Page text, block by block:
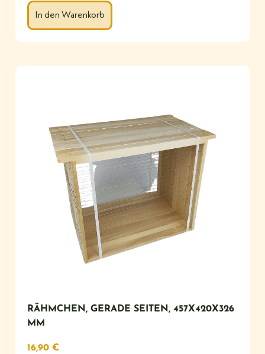
In den Warenkorb
RÄHMCHEN, GERADE SEITEN, 457X420X326
MM
16,90 €